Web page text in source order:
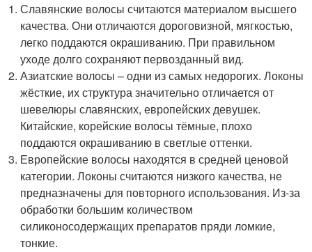
Славянские волосы считаются материалом высшего
качества. Они отличаются дороговизной, мягкостью,
легко поддаются окрашиванию. При правильном
уходе долго сохраняют первозданный вид.
Азиатские волосы – одни из самых недорогих. Локоны
жёсткие, их структура значительно отличается от
шевелюры славянских, европейских девушек.
Китайские, корейские волосы тёмные, плохо
поддаются окрашиванию в светлые оттенки.
Европейские волосы находятся в средней ценовой
категории. Локоны считаются низкого качества, не
предназначены для повторного использования. Из-за
обработки большим количеством
силиконосодержащих препаратов пряди ломкие,
тонкие.